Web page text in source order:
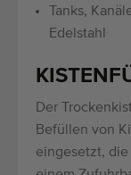
Tanks,
Edelstahl
Der
Befüllen von
eingesetzt,